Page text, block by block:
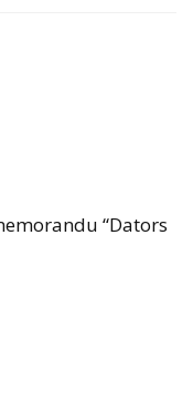
“Dators